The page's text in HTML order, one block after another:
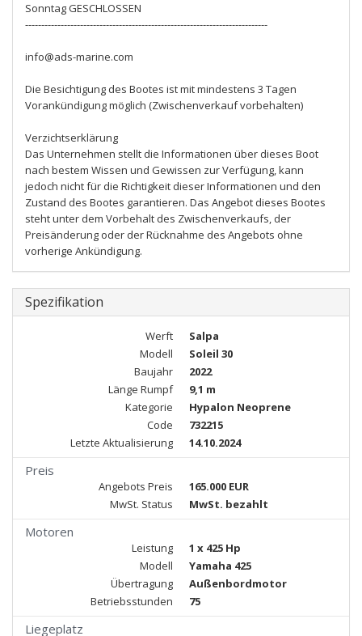
Sonntag GESCHLOSSEN
---------------------------------------------------------------------------
info@ads-marine.com
Die Besichtigung des Bootes ist mit mindestens 3 Tagen
Vorankündigung möglich (Zwischenverkauf vorbehalten)
Verzichtserklärung
Das Unternehmen stellt die Informationen über dieses Boot
nach bestem Wissen und Gewissen zur Verfügung, kann
jedoch nicht für die Richtigkeit dieser Informationen und den
Zustand des Bootes garantieren. Das Angebot dieses Bootes
steht unter dem Vorbehalt des Zwischenverkaufs, der
Preisänderung oder der Rücknahme des Angebots ohne
vorherige Ankündigung.
Spezifikation
Werft
Salpa
Modell
Soleil 30
Baujahr
2022
Länge Rumpf
9,1 m
Kategorie
Hypalon Neoprene
Code
732215
Letzte Aktualisierung
14.10.2024
Preis
Angebots Preis
165.000 EUR
MwSt. Status
MwSt. bezahlt
Motoren
Leistung
1 x 425 Hp
Modell
Yamaha 425
Übertragung
Außenbordmotor
Betriebsstunden
75
Liegeplatz